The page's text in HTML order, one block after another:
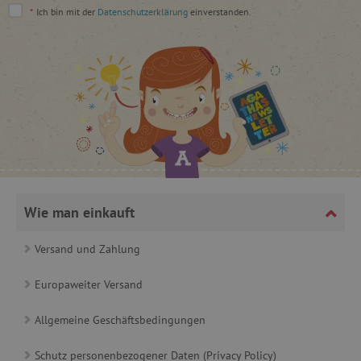
* Ich bin mit der Datenschutzerklärung einverstanden.
Wie man einkauft
Versand und Zahlung
Europaweiter Versand
Allgemeine Geschäftsbedingungen
Schutz personenbezogener Daten (Privacy Policy)
_lb .agathaswelt.de
_lb_ccc .agathaswelt.de
product_filter_remember
_sp_ses.ab3e